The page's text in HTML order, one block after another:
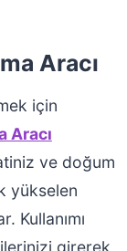
Aracı
için
Aracı
ve doğum
yükselen
Kullanımı
girerek,